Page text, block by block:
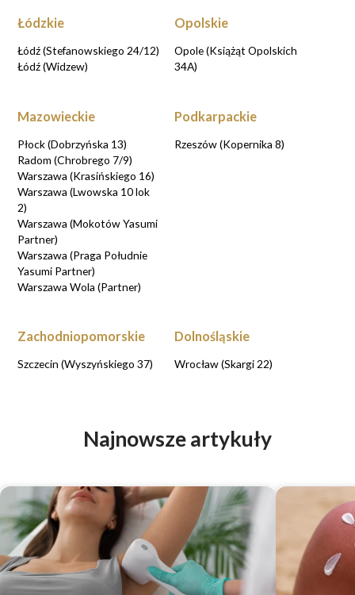
Łódzkie
Łódź (Stefanowskiego 24/12)
Łódź (Widzew)
Opolskie
Opole (Książąt Opolskich
34A)
Mazowieckie
Płock (Dobrzyńska 13)
Radom (Chrobrego 7/9)
Warszawa (Krasińskiego 16)
Warszawa (Lwowska 10 lok
2)
Warszawa (Mokotów Yasumi
Partner)
Warszawa (Praga Południe
Yasumi Partner)
Warszawa Wola (Partner)
Podkarpackie
Rzeszów (Kopernika 8)
Zachodniopomorskie
Szczecin (Wyszyńskiego 37)
Dolnośląskie
Wrocław (Skargi 22)
Najnowsze artykuły